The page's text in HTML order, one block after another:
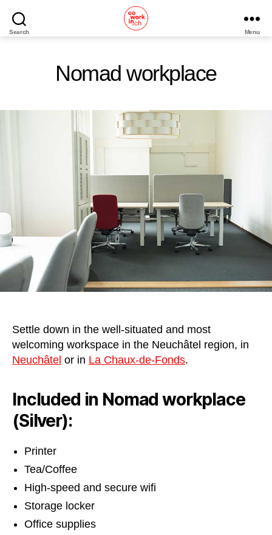
Search Home Menu
Nomad workplace
Settle down in the well-situated and most
welcoming workspace in the Neuchâtel region, in
Neuchâtel or in La Chaux-de-Fonds.
Included in Nomad workplace
(Silver):
Printer
Tea/Coffee
High-speed and secure wifi
Storage locker
Office supplies